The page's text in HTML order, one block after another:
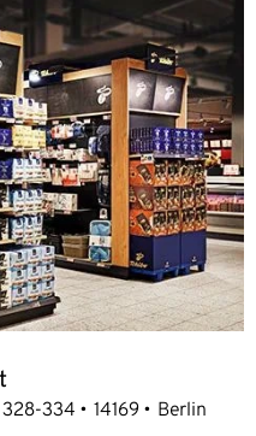
328-334 14169 Berlin